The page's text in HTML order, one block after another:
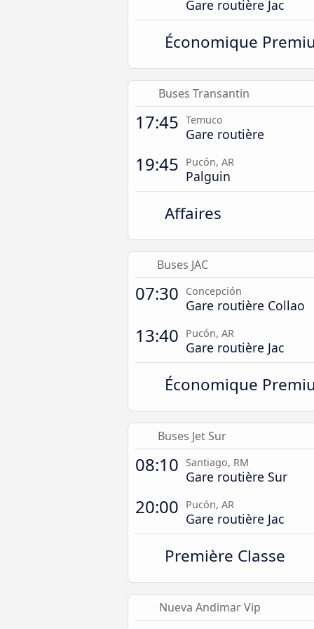
Gare routière Jac
Économique
Buses Transantin
17:45 Temuco
Gare routière
19:45 Pucón, AR
Palguin
Affaires
Buses JAC
07:30 Concepción
Gare routière Collao
13:40 Pucón, AR
Gare routière Jac
Économique
Buses Jet Sur
08:10 Santiago, RM
Gare routière Sur
20:00 Pucón, AR
Gare routière Jac
Première Classe
Nueva Andimar Vip